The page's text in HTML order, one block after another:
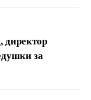
директор
за